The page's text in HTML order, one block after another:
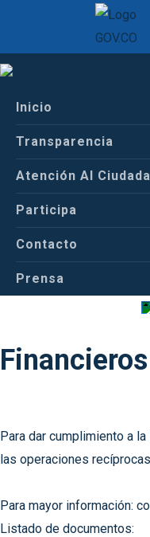
Inicio
Transparencia
Atención Al
Participa
Contacto
Prensa
Inicio
Conoce a Satena
Estados
Financieros
Para dar cumplimiento a
las operaciones
Para mayor información:
Listado de documentos: